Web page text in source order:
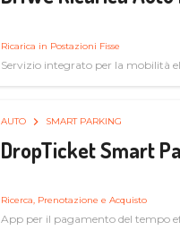
Ricarica in Postazioni Fisse
Servizio integrato per la mobilità
AUTO SMART PARKING
DropTicket Smart
Ricerca, Prenotazione e Acquisto
App per il pagamento del tempo